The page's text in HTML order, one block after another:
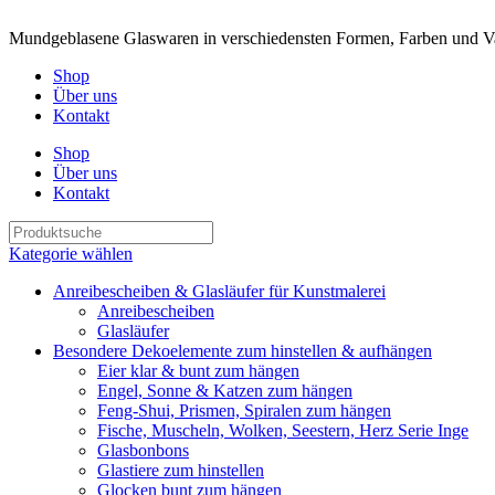
Mundgeblasene Glaswaren in verschiedensten Formen, Farben und
Shop
Über uns
Kontakt
Shop
Über uns
Kontakt
Kategorie wählen
Anreibescheiben & Glasläufer für Kunstmalerei
Anreibescheiben
Glasläufer
Besondere Dekoelemente zum hinstellen & aufhängen
Eier klar & bunt zum hängen
Engel, Sonne & Katzen zum hängen
Feng-Shui, Prismen, Spiralen zum hängen
Fische, Muscheln, Wolken, Seestern, Herz Serie Inge
Glasbonbons
Glastiere zum hinstellen
Glocken bunt zum hängen